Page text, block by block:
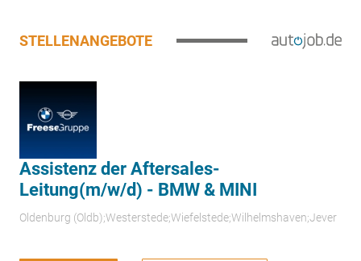
STELLENANGEBOTE
Assistenz der Aftersales-
Leitung(m/w/d) - BMW & MINI
Oldenburg (Oldb);Westerstede;Wiefelstede;Wilhelmshaven;Jever